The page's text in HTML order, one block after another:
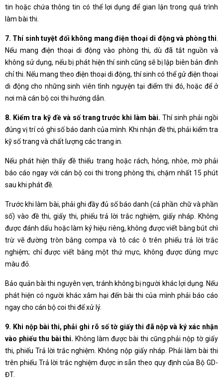
tin hoặc chứa thông tin có thể lợi dụng để gian lận trong quá trình
làm bài thi.
7. Thí sinh tuyệt đối không mang điện thoại di động và phòng thi
Nếu mang điện thoại di động vào phòng thi, dù đã tắt nguồn và
không sử dụng, nếu bị phát hiện thí sinh cũng sẽ bị lập biên bản đình
chỉ thi. Nếu mang theo điện thoại di động, thí sinh có thể gử điện thoại
di động cho những sinh viên tình nguyện tại điểm thi đó, hoặc để ở
nơi mà cán bộ coi thi hướng dẫn.
8. Kiểm tra kỹ đề và số trang trước khi làm bài. Thí sinh phải ngồi
đúng vị trí có ghi số báo danh của mình. Khi nhận đề thi, phải kiểm tra
kỹ số trang và chất lượng các trang in.
Nếu phát hiện thấy đề thiếu trang hoặc rách, hỏng, nhòe, mờ phải
báo cáo ngay với cán bộ coi thi trong phòng thi, chậm nhất 15 phút
sau khi phát đề.
Trước khi làm bài, phải ghi đầy đủ số báo danh (cả phần chữ và phần
số) vào đề thi, giấy thi, phiếu trả lời trắc nghiệm, giấy nháp. Không
được đánh dấu hoặc làm ký hiệu riêng, không được viết bằng bút chì
trừ vẽ đường tròn bằng compa và tô các ô trên phiếu trả lời trắc
nghiệm; chỉ được viết bằng một thứ mực, không được dùng mực
màu đỏ.
Bảo quản bài thi nguyên vẹn, tránh không bị người khác lợi dụng. Nếu
phát hiện có người khác xâm hại đến bài thi của mình phải báo cáo
ngay cho cán bộ coi thi để xử lý.
9. Khi nộp bài thi, phải ghi rõ số tờ giấy thi đã nộp và ký xác nhận
vào phiếu thu bài thi. Không làm được bài thi cũng phải nộp tờ giấy
thi, phiếu Trả lời trắc nghiệm. Không nộp giấy nháp. Phải làm bài thi
trên phiếu Trả lời trắc nghiệm được in sẵn theo quy định của Bộ GD-
ĐT.